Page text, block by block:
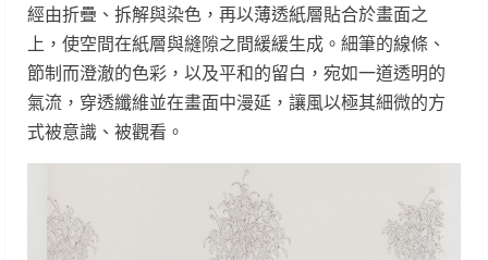
經由折疊、拆解與染色，再以薄透紙層貼合於畫面之
上，使空間在紙層與縫隙之間緩緩生成。細筆的線條、
節制而澄澈的色彩，以及平和的留白，宛如一道透明的
氣流，穿透纖維並在畫面中漫延，讓風以極其細微的方
式被意識、被觀看。